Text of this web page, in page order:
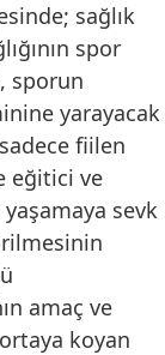
sağlık
spor
sporun
yarayacak
fiilen
eğitici ve
sevk
amaç ve
koyan